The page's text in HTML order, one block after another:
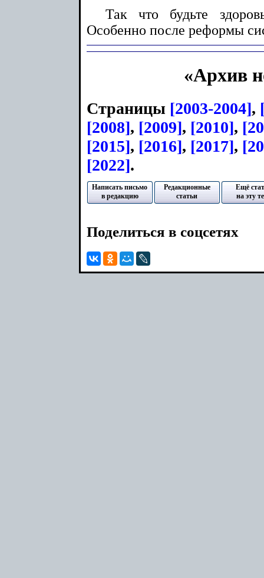
Так что будьте
Особенно после реформы
«Архив
Страницы [2003-2004],
[2008], [2009], [2010],
[2015], [2016], [2017],
[2022].
Написать письмо
в редакцию
Редакционные
статьи
Ещё
на эту
Поделиться в соцсетях